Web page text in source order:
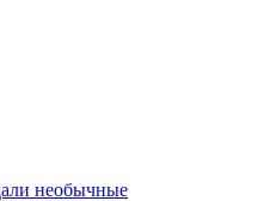
необычные